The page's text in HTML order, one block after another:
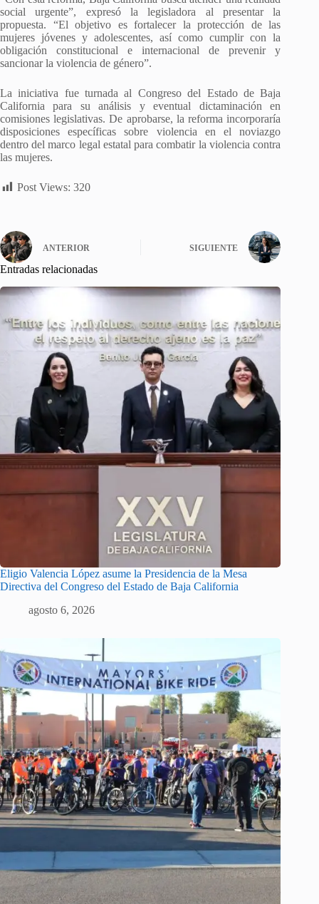
social urgente”, expresó la legisladora al presentar la
propuesta. “El objetivo es fortalecer la protección de las
mujeres jóvenes y adolescentes, así como cumplir con la
obligación constitucional e internacional de prevenir y
sancionar la violencia de género”.
La iniciativa fue turnada al Congreso del Estado de Baja
California para su análisis y eventual dictaminación en
comisiones legislativas. De aprobarse, la reforma incorporaría
disposiciones específicas sobre violencia en el noviazgo
dentro del marco legal estatal para combatir la violencia contra
las mujeres.
Post Views: 320
ANTERIOR SIGUIENTE
Entradas relacionadas
Eligio Valencia López asume la Presidencia de la Mesa
Directiva del Congreso del Estado de Baja California
agosto 6, 2026